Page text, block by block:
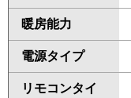
暖房能力
電源タイプ
リモコンタイ